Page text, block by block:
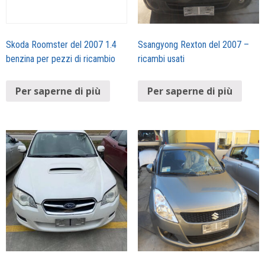
Skoda Roomster del 2007 1.4
benzina per pezzi di ricambio
Per saperne di più
Ssangyong Rexton del 2007 –
ricambi usati
Per saperne di più